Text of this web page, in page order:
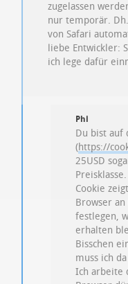
zugelassen
nur temporär.
von Safari
liebe Entwickler:
ich lege dafür
Phi
Du bist auf
(https://
25USD
Preisklasse.
Cookie
Browser
festlegen,
erhalten
Bisschen
muss ich
Ich arbeite